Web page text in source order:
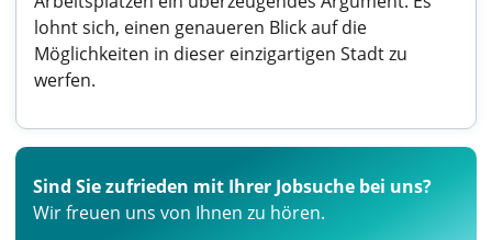
lohnt sich, einen genaueren Blick auf die
Möglichkeiten in dieser einzigartigen Stadt zu
werfen.
Sind Sie zufrieden mit Ihrer Jobsuche bei uns?
Wir freuen uns von Ihnen zu hören.